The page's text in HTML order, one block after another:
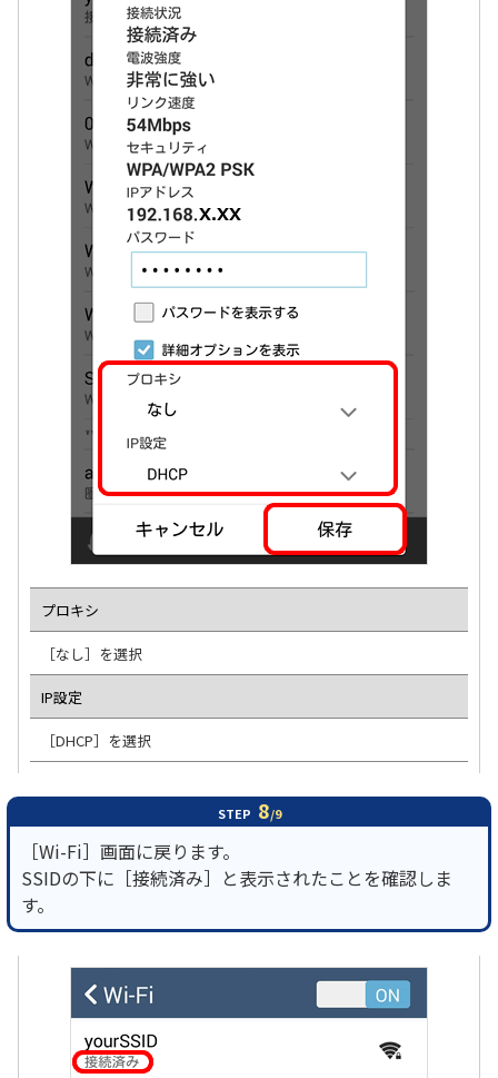
プロキシ
［なし］を選択
IP設定
［DHCP］を選択
STEP 8/9
［Wi-Fi］画面に戻ります。
SSIDの下に［接続済み］と表示されたことを確認しま
す。